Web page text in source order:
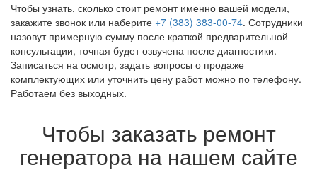
Чтобы узнать, сколько стоит ремонт именно вашей модели,
закажите звонок или наберите +7 (383) 383-00-74. Сотрудники
назовут примерную сумму после краткой предварительной
консультации, точная будет озвучена после диагностики.
Записаться на осмотр, задать вопросы о продаже
комплектующих или уточнить цену работ можно по телефону.
Работаем без выходных.
Чтобы заказать ремонт
генератора на нашем сайте